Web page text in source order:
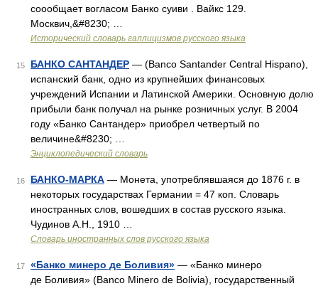
соообщает вогласом Банко суиви . Вайкс 129.
Москвич,&#8230; …
Исторический словарь галлицизмов русского языка
15 БАНКО САНТАНДЕР — (Banco Santander Central Hispano),
испанский банк, одно из крупнейших финансовых
учреждений Испании и Латинской Америки. Основную долю
прибыли банк получал на рынке розничных услуг. В 2004
году «Банко Сантандер» приобрел четвертый по
величине&#8230; …
Энциклопедический словарь
16 БАНКО-МАРКА — Монета, употреблявшаяся до 1876 г. в
некоторых государствах Германии = 47 коп. Словарь
иностранных слов, вошедших в состав русского языка.
Чудинов А.Н., 1910 …
Словарь иностранных слов русского языка
17 «Банко минеро де Боливия» — «Банко минеро
де Боливия» (Banco Minero de Bolivia), государственный